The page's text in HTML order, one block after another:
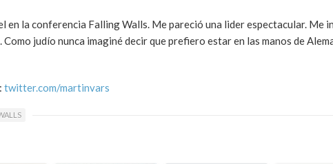
en la conferencia Falling Walls. Me pareció una lider espectacular. Me
judío nunca imaginé decir que prefiero estar en las manos de
twitter.com/martinvars